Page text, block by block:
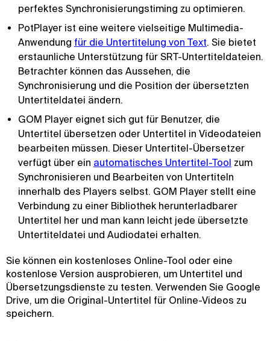
perfektes Synchronisierungstiming zu optimieren.
PotPlayer ist eine weitere vielseitige Multimedia-
Anwendung für die Untertitelung von Text. Sie bietet
erstaunliche Unterstützung für SRT-Untertiteldateien.
Betrachter können das Aussehen, die
Synchronisierung und die Position der übersetzten
Untertiteldatei ändern.
GOM Player eignet sich gut für Benutzer, die
Untertitel übersetzen oder Untertitel in Videodateien
bearbeiten müssen. Dieser Untertitel-Übersetzer
verfügt über ein automatisches Untertitel-Tool zum
Synchronisieren und Bearbeiten von Untertiteln
innerhalb des Players selbst. GOM Player stellt eine
Verbindung zu einer Bibliothek herunterladbarer
Untertitel her und man kann leicht jede übersetzte
Untertiteldatei und Audiodatei erhalten.
Sie können ein kostenloses Online-Tool oder eine
kostenlose Version ausprobieren, um Untertitel und
Übersetzungsdienste zu testen. Verwenden Sie Google
Drive, um die Original-Untertitel für Online-Videos zu
speichern.